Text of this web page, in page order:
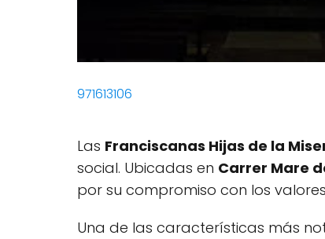
971613106
Las Franciscanas Hijas de la
social. Ubicadas en Carrer Mare
por su compromiso con los
Una de las características más